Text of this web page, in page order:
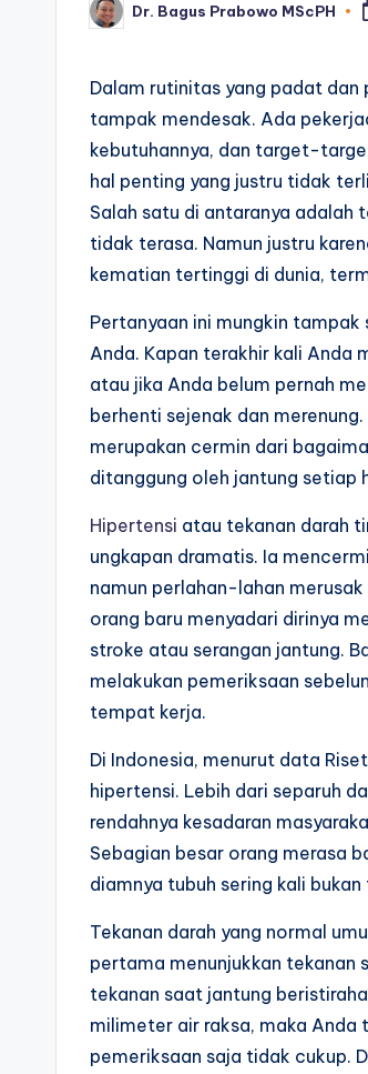
Posted
by
Dr. Bagus Prabowo MScPH
Dalam rutinitas yang padat
tampak mendesak. Ada
kebutuhannya, dan target-
hal penting yang justru tidak
Salah satu di antaranya adalah
tidak terasa. Namun justru
kematian tertinggi di dunia,
Pertanyaan ini mungkin tampak
Anda. Kapan terakhir kali Anda
atau jika Anda belum pernah
berhenti sejenak dan
merupakan cermin dari
ditanggung oleh jantung setiap
Hipertensi atau tekanan darah
ungkapan dramatis. Ia
namun perlahan-lahan
orang baru menyadari dirinya
stroke atau serangan jantung.
melakukan pemeriksaan
tempat kerja.
Di Indonesia, menurut data
hipertensi. Lebih dari separuh
rendahnya kesadaran
Sebagian besar orang merasa
diamnya tubuh sering kali
Tekanan darah yang normal
pertama menunjukkan tekanan
tekanan saat jantung
milimeter air raksa, maka Anda
pemeriksaan saja tidak cukup.